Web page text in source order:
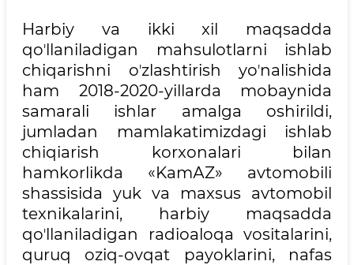
Harbiy va ikki xil maqsadda
qoʼllaniladigan mahsulotlarni ishlab
chiqarishni oʼzlashtirish yoʼnalishida
ham 2018-2020-yillarda mobaynida
samarali ishlar amalga oshirildi,
jumladan mamlakatimizdagi ishlab
chiqiarish korxonalari bilan
hamkorlikda «KamАZ» avtomobili
shassisida yuk va maxsus avtomobil
texnikalarini, harbiy maqsadda
qoʼllaniladigan radioaloqa vositalarini,
quruq oziq-ovqat payoklarini, nafas